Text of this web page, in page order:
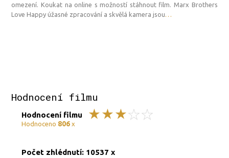
omezení. Koukat na online s možností stáhnout film. Marx Brothers
Love Happy úžasné zpracování a skvělá kamera jsou
Hodnocení filmu
Hodnocení filmu
Hodnoceno 806x
Počet zhlédnutí: 10537 x